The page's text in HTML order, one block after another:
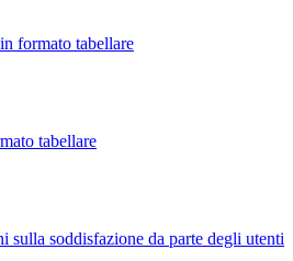
formato tabellare
tabellare
sulla soddisfazione da parte degli utenti